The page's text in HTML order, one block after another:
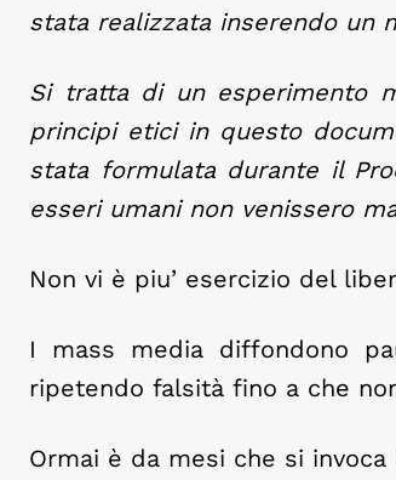
stata realizzata inserendo un
Si tratta di un esperimento
principi etici in questo
stata formulata durante il
esseri umani non venissero
Non vi è piu’ esercizio del
I mass media diffondono
ripetendo falsità fino a che
Ormai è da mesi che si